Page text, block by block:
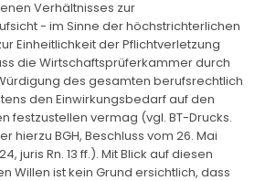
Verhältnisses zur
- im Sinne der höchstrichterlichen
Einheitlichkeit der Pflichtverletzung
die Wirtschaftsprüferkammer durch
des gesamten berufsrechtlich
den Einwirkungsbedarf auf den
festzustellen vermag (vgl. BT-Drucks.
hierzu BGH, Beschluss vom 26. Mai
juris Rn. 13 ff.). Mit Blick auf diesen
Willen ist kein Grund ersichtlich, dass